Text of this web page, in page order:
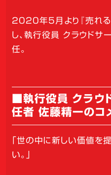
2020年5月より『売れる
し、執行役員 クラウドサ
任。
■執行役員 クラウ
任者 佐藤精一のコ
「世の中に新しい価値を
い。」